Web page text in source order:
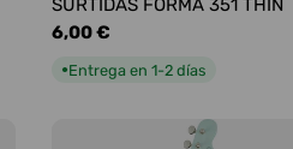
SURTIDAS FORMA 351 THIN
Precio
6,00 €
●Entrega en 1-2 días